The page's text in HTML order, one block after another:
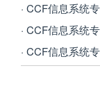
· CCF信息系统
· CCF信息系统
· CCF信息系统